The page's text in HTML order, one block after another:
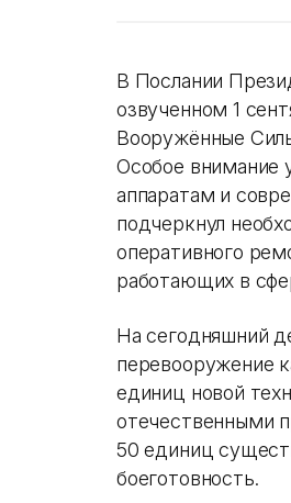
В Послании
озвученном 1
Вооружённые
Особое внимание
аппаратам и
подчеркнул
оперативного
работающих в
На сегодняшний
перевооружение
единиц новой
отечественными
50 единиц
боеготовность.